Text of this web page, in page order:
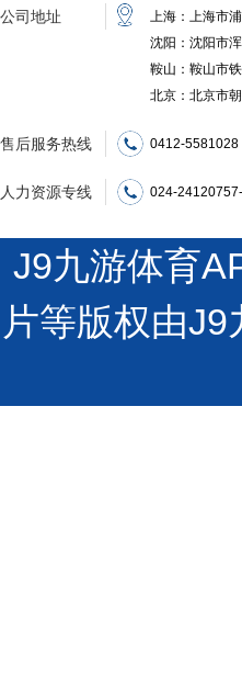
公司地址
上海：上海市
沈阳：沈阳市
鞍山：鞍山市
北京：北京市
售后服务热线 0412-
人力资源专线 024-
J9九游体育
片等版权由